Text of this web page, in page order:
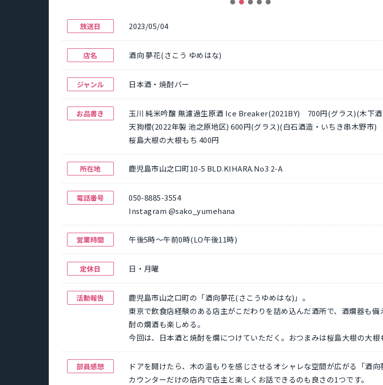
放送日 2023/05/04
店名 酒向 夢花(さこう ゆめはな)
ジャンル 日本酒・焼酎バー
お品書き
玉川 純米吟醸 無濾過生原酒 Ice Breaker(2021BY) 700円(グラス)(木下
天狗櫻(2022年製 池之原地区) 600円(グラス)(白石酒造・いちき串木野市)
桜島大根の大根もち 400円
所在地 鹿児島市山之口町10-5 BLD.KIHARA.No3 2-A
電話番号
050-8885-3554
Instagram @sako_yumehana
営業時間 午後5時～午前0時(LO午後11時)
定休日 日・月曜
活動報告
鹿児島市山之口町の「酒向夢花(さこうゆめはな)」。
東京で飲食店経験のある店主がこだわりを詰め込んだ酒所で、酒燗器も備
酎の燗酒も楽しめる。
今回は、日本酒と焼酎を燗につけていただく。おつまみは桜島大根の大根
部員感想
ドアを開けたら、木の温もりを感じさせるオシャレな空間が広がる「酒向
カウンターだけの店内で店主と楽しくお話できるのも良さの1つです。